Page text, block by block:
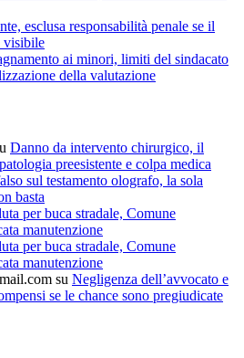
esclusa responsabilità penale se il
visibile
ai minori, limiti del sindacato
della valutazione
Danno da intervento chirurgico, il
preesistente e colpa medica
sul testamento olografo, la sola
basta
per buca stradale, Comune
manutenzione
per buca stradale, Comune
manutenzione
su Negligenza dell’avvocato e
se le chance sono pregiudicate